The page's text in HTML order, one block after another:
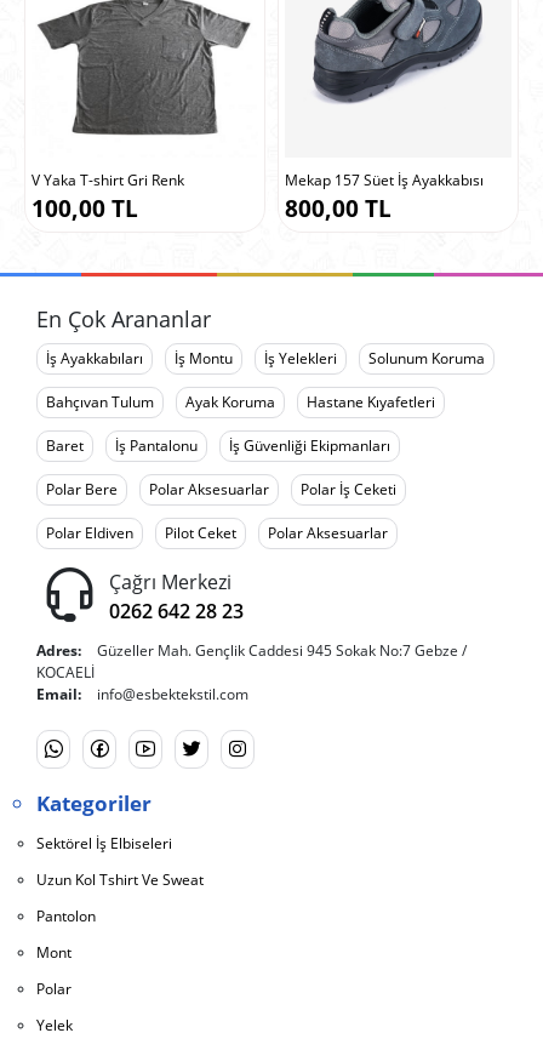
V Yaka T-shirt Gri Renk
100,00 TL
Mekap 157 Süet İş Ayakkabısı
800,00 TL
En Çok Arananlar
İş Ayakkabıları İş Montu İş Yelekleri Solunum Koruma
Bahçıvan Tulum Ayak Koruma Hastane Kıyafetleri
Baret İş Pantalonu İş Güvenliği Ekipmanları
Polar Bere Polar Aksesuarlar Polar İş Ceketi
Polar Eldiven Pilot Ceket Polar Aksesuarlar
Çağrı Merkezi
0262 642 28 23
Adres:
Güzeller Mah. Gençlik Caddesi 945 Sokak No:7 Gebze /
KOCAELİ
Email:
info@esbektekstil.com
Kategoriler
Sektörel İş Elbiseleri
Uzun Kol Tshirt Ve Sweat
Pantolon
Mont
Polar
Yelek